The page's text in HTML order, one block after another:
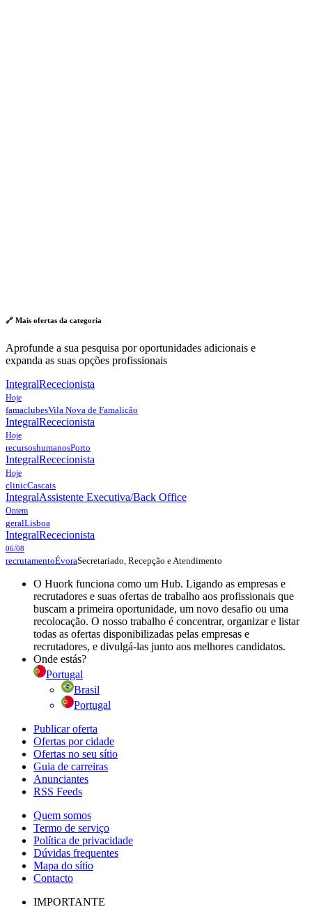
🔗 Mais ofertas da categoria
Aprofunde a sua pesquisa por oportunidades adicionais e
expanda as suas opções profissionais
IntegralRececionista
Hoje
famaclubesVila Nova de Famalicão
IntegralRececionista
Hoje
recursoshumanosPorto
IntegralRececionista
Hoje
clinicCascais
IntegralAssistente Executiva/Back Office
Ontem
geralLisboa
IntegralRececionista
06/08
recrutamentoÉvoraSecretariado, Recepção e Atendimento
O Huork funciona como um Hub. Ligando as empresas e
recrutadores e suas ofertas de trabalho aos profissionais que
buscam a primeira oportunidade, um novo desafio ou uma
recolocação. O nosso trabalho é concentrar, organizar e listar
todas as ofertas disponibilizadas pelas empresas e
recrutadores, e divulgá-las junto aos melhores candidatos.
Onde estás?
Portugal
Brasil
Portugal
Publicar oferta
Ofertas por cidade
Ofertas no seu sítio
Guia de carreiras
Anunciantes
RSS Feeds
Quem somos
Termo de serviço
Política de privacidade
Dúvidas frequentes
Mapa do sítio
Contacto
IMPORTANTE